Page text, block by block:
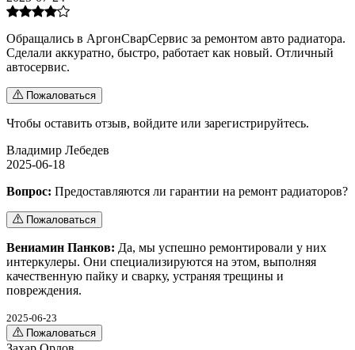
Обращались в АргонСварСервис за ремонтом авто радиатора.
Сделали аккуратно, быстро, работает как новый. Отличный
автосервис.
Пожаловаться
Чтобы оставить отзыв, войдите или зарегистрируйтесь.
Владимир Лебедев
2025-06-18
Вопрос: Предоставляются ли гарантии на ремонт радиаторов?
Пожаловаться
Вениамин Панков: Да, мы успешно ремонтировали у них
интеркулеры. Они специализируются на этом, выполняя
качественную пайку и сварку, устраняя трещины и
повреждения.
2025-06-23
Пожаловаться